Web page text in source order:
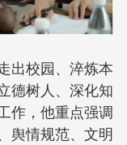
出校园、淬炼本
德树人、深化知
作，他重点强调
舆情规范、文明